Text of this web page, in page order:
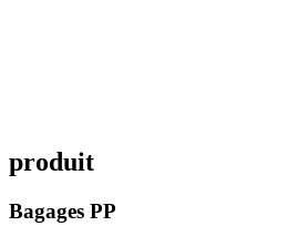
produit
Bagages PP